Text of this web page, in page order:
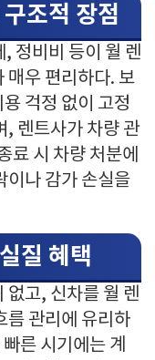
조적 장점
정비비 등이 월 렌
매우 편리하다. 보
걱정 없이 고정
, 렌트사가 차량 관
료 시 차량 처분에
이나 감가 손실을
질 혜택
없고, 신차를 월 렌
름 관리에 유리하
른 시기에는 계